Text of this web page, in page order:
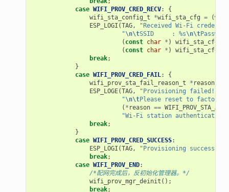
case WIFI_PROV_CRED_RECV:
{
wifi_sta_config_t
*wifi_sta_cfg = (
ESP_LOGI (TAG,
"Received Wi-Fi
"\n\tSSID     : %s\n\t
( const char * ) wifi_sta_cfg
( const char * ) wifi_sta_cfg
break;
}
case WIFI_PROV_CRED_FAIL:
{
wifi_prov_sta_fail_reason_t
* reason
ESP_LOGE(TAG, "Provisioning failed!
"\n\tPlease reset to factory
( * reason ==
"Wi-Fi station
break;
}
case WIFI_PROV_CRED_SUCCESS:
ESP_LOGI (TAG, "Provisioning successful"
break;
case WIFI_PROV_END:
/*配网完成后，反初始化管理器。*/
wifi_prov_mgr_deinit ();
break;